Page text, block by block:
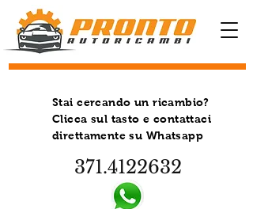
Stai cercando un ricambio?
Clicca sul tasto e contattaci
direttamente su Whatsapp
371.4122632